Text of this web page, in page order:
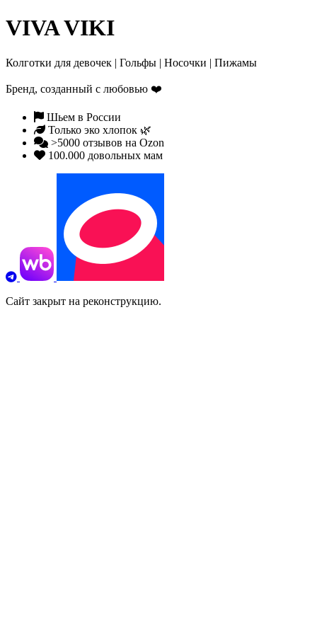
VIVA VIKI
Колготки для девочек | Гольфы | Носочки | Пижамы
Бренд, созданный с любовью ❤️
Шьем в России
Только эко хлопок 🌿
>5000 отзывов на Ozon
100.000 довольных мам
Сайт закрыт на реконструкцию.